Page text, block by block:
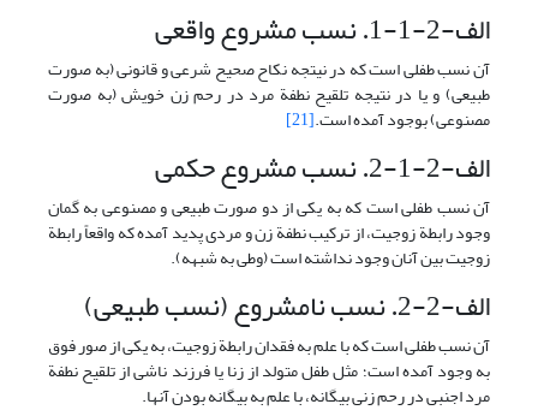
الف-2-1-1. نسب مشروع واقعی
آن نسب طفلی است که در نیتجه نکاح صحیح شرعی و قانونی (به صورت
طبیعی) و یا در نتیجه تلقیح نطفة مرد در رحم زن خویش (به صورت
مصنوعی) بوجود آمده است.[21]
الف-2-1-2. نسب مشروع حکمی
آن نسب طفلی است که به یکی از دو صورت طبیعی و مصنوعی به گمان
وجود رابطة زوجیت، از ترکیب نطفة زن و مردی پدید آمده که واقعاً رابطة
زوجیت بین آنان وجود نداشته است (وطی به شبهه).
الف-2-2. نسب نامشروع (نسب طبیعی)
آن نسب طفلی است که با علم به فقدان رابطة زوجیت، به یکی از صور فوق
به وجود آمده است؛ مثل طفل متولد از زنا یا فرزند ناشی از تلقیح نطفة
مرد اجنبی در رحم زنی بیگانه، با علم به بیگانه بودن آنها.